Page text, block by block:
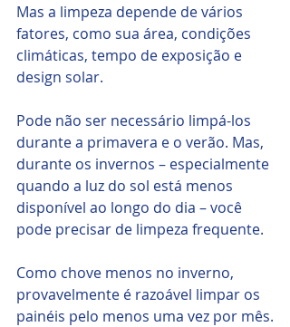
Mas a limpeza depende de vários
fatores, como sua área, condições
climáticas, tempo de exposição e
design solar.
Pode não ser necessário limpá-los
durante a primavera e o verão. Mas,
durante os invernos – especialmente
quando a luz do sol está menos
disponível ao longo do dia – você
pode precisar de limpeza frequente.
Como chove menos no inverno,
provavelmente é razoável limpar os
painéis pelo menos uma vez por mês.